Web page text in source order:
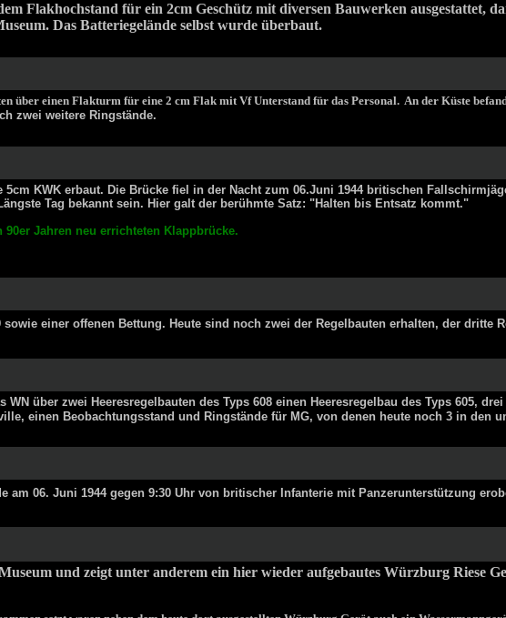
Flakhochstand für ein 2cm Geschütz mit diversen Bauwerken ausgestattet,
Das Batteriegelände selbst wurde überbaut.
über einen Flakturm für eine 2 cm Flak mit Vf Unterstand für das Personal. An der Küste
zwei weitere Ringstände.
KWK erbaut. Die Brücke fiel in der Nacht zum 06.Juni 1944 britischen
Tag bekannt sein. Hier galt der berühmte Satz: "Halten bis Entsatz kommt."
Jahren neu errichteten Klappbrücke.
einer offenen Bettung. Heute sind noch zwei der Regelbauten erhalten, der dritte
über zwei Heeresregelbauten des Typs 608 einen Heeresregelbau des Typs 605,
einen Beobachtungsstand und Ringstände für MG, von denen heute noch 3 in den
am 06. Juni 1944 gegen 9:30 Uhr von britischer Infanterie mit Panzerunterstützung
und zeigt unter anderem ein hier wieder aufgebautes Würzburg Riese